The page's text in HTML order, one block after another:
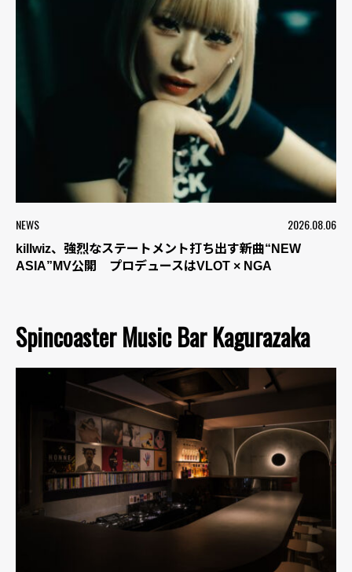
NEWS 2026.08.06
killwiz、強烈なステートメント打ち出す新曲“NEW
ASIA”MV公開 プロデュースはVLOT × NGA
Spincoaster Music Bar Kagurazaka